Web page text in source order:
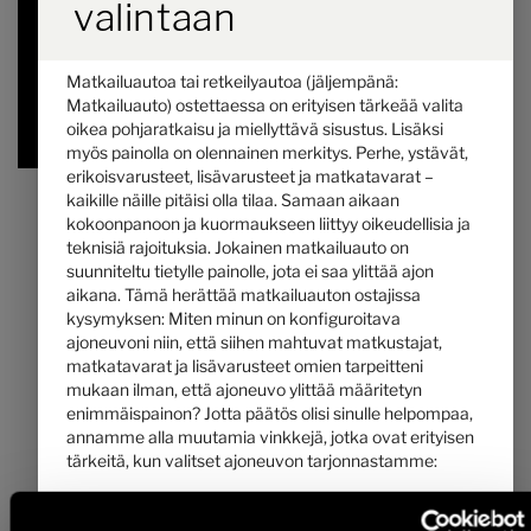
5,93 m
valittu
Hymer Grand Canyon S 700
2 - 4
valintaan
Matkailuautoa tai retkeilyautoa (jäljempänä:
Matkailuauto) ostettaessa on erityisen tärkeää valita
oikea pohjaratkaisu ja miellyttävä sisustus. Lisäksi
myös painolla on olennainen merkitys. Perhe, ystävät,
erikoisvarusteet, lisävarusteet ja matkatavarat –
kaikille näille pitäisi olla tilaa. Samaan aikaan
kokoonpanoon ja kuormaukseen liittyy oikeudellisia ja
teknisiä rajoituksia. Jokainen matkailuauto on
suunniteltu tietylle painolle, jota ei saa ylittää ajon
aikana. Tämä herättää matkailuauton ostajissa
kysymyksen: Miten minun on konfiguroitava
ajoneuvoni niin, että siihen mahtuvat matkustajat,
matkatavarat ja lisävarusteet omien tarpeitteni
mukaan ilman, että ajoneuvo ylittää määritetyn
enimmäispainon? Jotta päätös olisi sinulle helpompaa,
annamme alla muutamia vinkkejä, jotka ovat erityisen
tärkeitä, kun valitset ajoneuvon tarjonnastamme: